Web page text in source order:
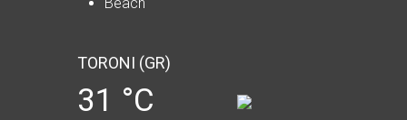
TORONI (GR)
31 °C